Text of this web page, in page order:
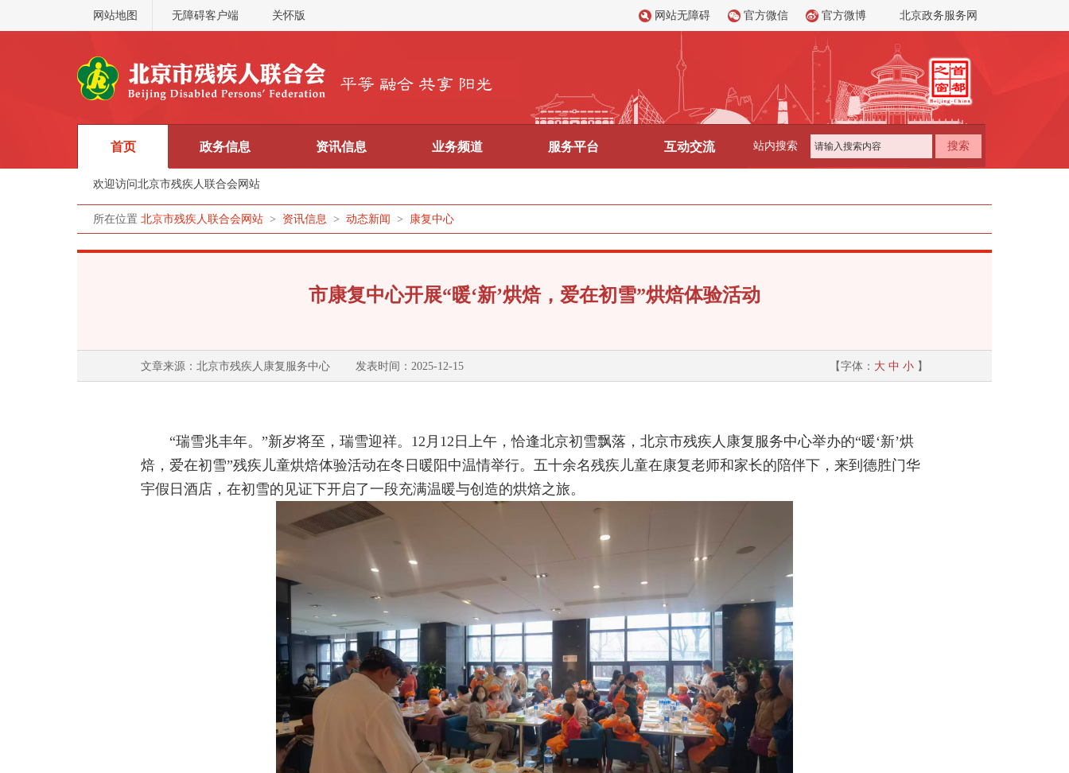
网站地图 无障碍客户端 关怀版 网站无障碍 官方微信 官方微博 北京政务服务网
首页
欢迎访问北京市残疾人联合会网站
政务信息 资讯信息 业务频道 服务平台 互动交流 站内搜索 搜索
所在位置 北京市残疾人联合会网站 > 资讯信息 > 动态新闻 > 康复中心
市康复中心开展“暖‘新’烘焙，爱在初雪”烘焙体验活动
文章来源：北京市残疾人康复服务中心 发表时间：2025-12-15 【字体： 大 中 小 】
“瑞雪兆丰年。”新岁将至，瑞雪迎祥。 12 月 12 日上午，恰逢北京初雪飘落，北京市残疾人康复服务中心举办的“暖‘新’烘
焙，爱在初雪”残疾儿童烘焙体验活动在冬日暖阳中温情举行。五十余名残疾儿童在康复老师和家长的陪伴下，来到德胜门华
宇假日酒店，在初雪的见证下开启了一段充满温暖与创造的烘焙之旅。